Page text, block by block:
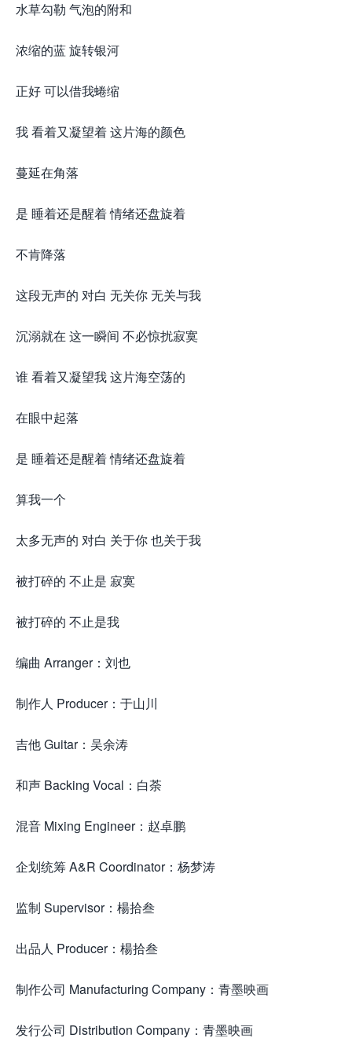
水草勾勒 气泡的附和
浓缩的蓝 旋转银河
正好 可以借我蜷缩
我 看着又凝望着 这片海的颜色
蔓延在角落
是 睡着还是醒着 情绪还盘旋着
不肯降落
这段无声的 对白 无关你 无关与我
沉溺就在 这一瞬间 不必惊扰寂寞
谁 看着又凝望我 这片海空荡的
在眼中起落
是 睡着还是醒着 情绪还盘旋着
算我一个
太多无声的 对白 关于你 也关于我
被打碎的 不止是 寂寞
被打碎的 不止是我
编曲 Arranger：刘也
制作人 Producer：于山川
吉他 Guitar：吴余涛
和声 Backing Vocal：白荼
混音 Mixing Engineer：赵卓鹏
企划统筹 A&R Coordinator：杨梦涛
监制 Supervisor：楊拾叁
出品人 Producer：楊拾叁
制作公司 Manufacturing Company：青墨映画
发行公司 Distribution Company：青墨映画